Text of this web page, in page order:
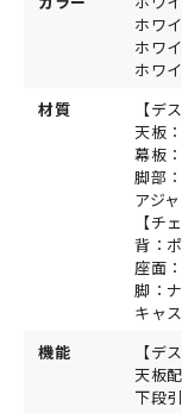
ホワ
ホワ
ホワ
材質
【デ
天板
幕板
脚部
アジ
【チ
背：
座面
脚：
キャ
機能
【デ
天板
下段